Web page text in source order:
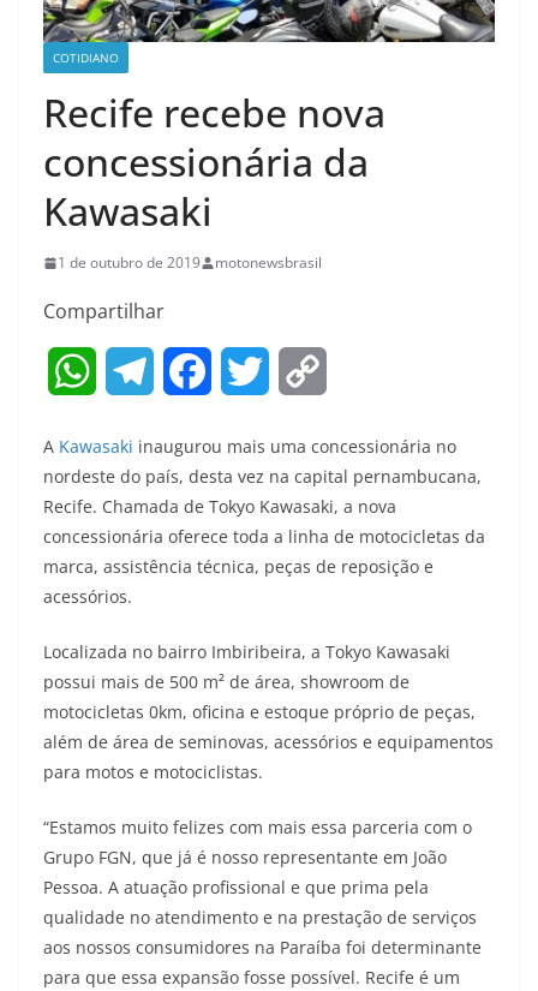
COTIDIANO
Recife recebe nova
concessionária da
Kawasaki
1 de outubro de 2019 motonewsbrasil
Compartilhar
W
a
s
A
p
p
l
e
g
a
m
c
e
b
o
k
i
t
t
r
p
y
L
n
k
A Kawasaki inaugurou mais uma concessionária no
nordeste do país, desta vez na capital pernambucana,
Recife. Chamada de Tokyo Kawasaki, a nova
concessionária oferece toda a linha de motocicletas da
marca, assistência técnica, peças de reposição e
acessórios.
Localizada no bairro Imbiribeira, a Tokyo Kawasaki
possui mais de 500 m² de área, showroom de
motocicletas 0km, oficina e estoque próprio de peças,
além de área de seminovas, acessórios e equipamentos
para motos e motociclistas.
“Estamos muito felizes com mais essa parceria com o
Grupo FGN, que já é nosso representante em João
Pessoa. A atuação profissional e que prima pela
qualidade no atendimento e na prestação de serviços
aos nossos consumidores na Paraíba foi determinante
para que essa expansão fosse possível. Recife é um